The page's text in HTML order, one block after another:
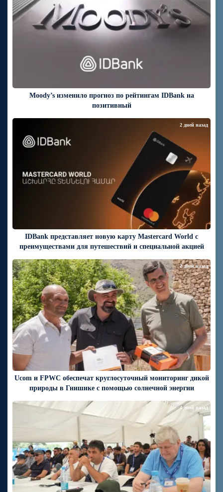
Moody’s изменило прогноз по рейтингам IDBank на
позитивный
IDBank представляет новую карту Mastercard World с
преимуществами для путешествий и специальной акцией
2 дней назад
Ucom и FPWC обеспечат круглосуточный мониторинг дикой
природы в Гнишике с помощью солнечной энергии
2 дней назад
4 дней назад